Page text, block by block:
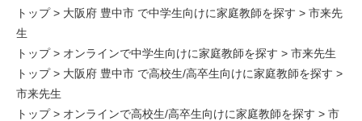
トップ> 大阪府 豊中市 で中学生向けに家庭教師を探す > 市来先
生
トップ> オンラインで中学生向けに家庭教師を探す > 市来先生
トップ> 大阪府 豊中市 で高校生/高卒生向けに家庭教師を探す >
市来先生
トップ> オンラインで高校生/高卒生向けに家庭教師を探す > 市